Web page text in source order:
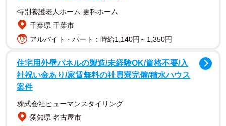
新しい保育園に転園することに。「新しくできた保育園だ
し、娘も楽しみにしてるんだよね」と話していたのを覚え
ています。
保育園「娘を通わせているのが心配になってしま
って…」
心機一転で通園しはじめた保育園。しかし、夏を待たずに
「なんだか不安になることがあるの。これどう思う？」とA
特別養護老人ホーム 更科ホーム
千葉県 千葉市
アルバイト・パート：時給1,140円～1,350円
住宅用外壁パネルの製造/未経験OK/資格不要/入
社祝い金あり/家賃無料の社員寮完備/積水ハウス
案件
株式会社ヒューマンスタイリング
愛知県 名古屋市